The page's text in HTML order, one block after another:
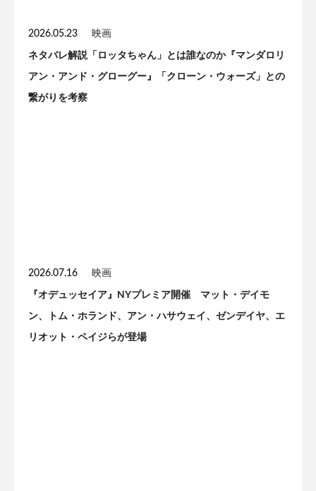
2026.05.23 映画
ネタバレ解説「ロッタちゃん」とは誰なのか『マンダロリ
アン・アンド・グローグー』「クローン・ウォーズ」との
繋がりを考察
2026.07.16 映画
『オデュッセイア』NYプレミア開催 マット・デイモ
ン、トム・ホランド、アン・ハサウェイ、ゼンデイヤ、エ
リオット・ペイジらが登場